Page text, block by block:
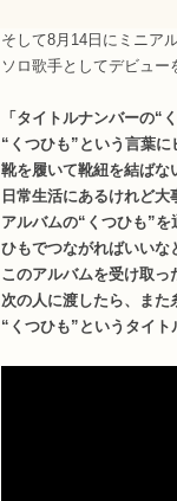
そして8月14日にミニア
ソロ歌手としてデビュー
「タイトルナンバーの“
“くつひも”という言葉に
靴を履いて靴紐を結ばな
日常生活にあるけれど
アルバムの“くつひも”
ひもでつながればいいな
このアルバムを受け取っ
次の人に渡したら、また
“くつひも”というタイト